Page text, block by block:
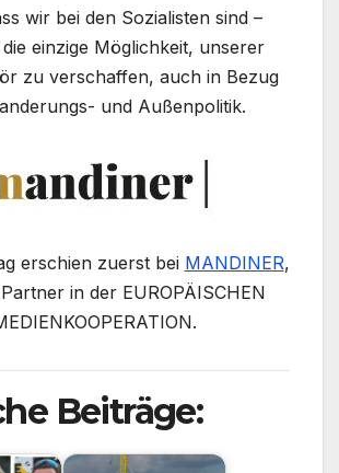
wir bei den Sozialisten sind –
einzige Möglichkeit, unserer
zu verschaffen, auch in Bezug
und Außenpolitik.
erschien zuerst bei MANDINER,
in der EUROPÄISCHEN
Beiträge: